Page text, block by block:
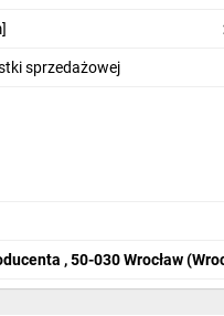
sprzedażowej
, 50-030 Wrocław